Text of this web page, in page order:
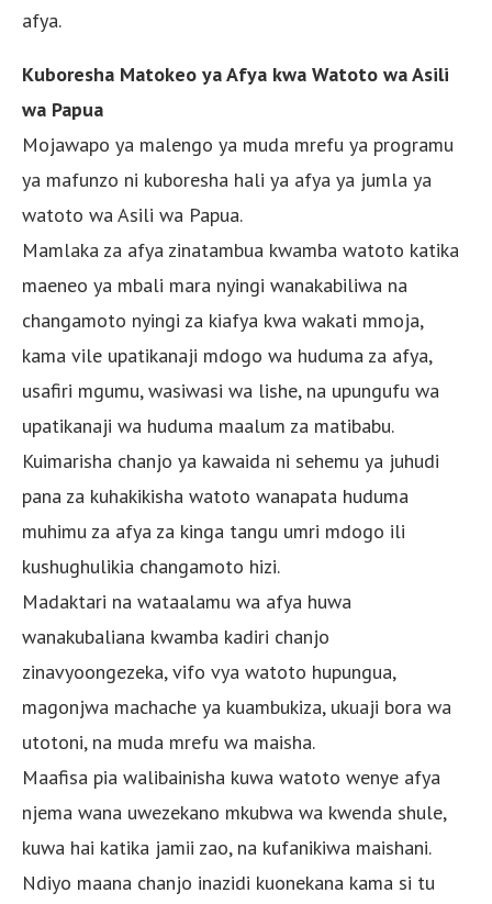
afya.
Kuboresha Matokeo ya Afya kwa Watoto wa Asili
wa Papua
Mojawapo ya malengo ya muda mrefu ya programu
ya mafunzo ni kuboresha hali ya afya ya jumla ya
watoto wa Asili wa Papua.
Mamlaka za afya zinatambua kwamba watoto katika
maeneo ya mbali mara nyingi wanakabiliwa na
changamoto nyingi za kiafya kwa wakati mmoja,
kama vile upatikanaji mdogo wa huduma za afya,
usafiri mgumu, wasiwasi wa lishe, na upungufu wa
upatikanaji wa huduma maalum za matibabu.
Kuimarisha chanjo ya kawaida ni sehemu ya juhudi
pana za kuhakikisha watoto wanapata huduma
muhimu za afya za kinga tangu umri mdogo ili
kushughulikia changamoto hizi.
Madaktari na wataalamu wa afya huwa
wanakubaliana kwamba kadiri chanjo
zinavyoongezeka, vifo vya watoto hupungua,
magonjwa machache ya kuambukiza, ukuaji bora wa
utotoni, na muda mrefu wa maisha.
Maafisa pia walibainisha kuwa watoto wenye afya
njema wana uwezekano mkubwa wa kwenda shule,
kuwa hai katika jamii zao, na kufanikiwa maishani.
Ndiyo maana chanjo inazidi kuonekana kama si tu